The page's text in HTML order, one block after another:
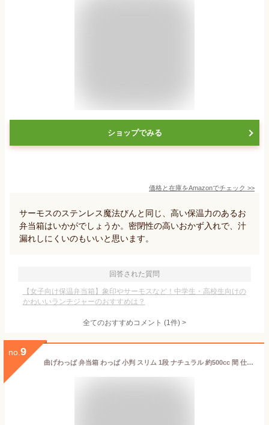
ショップでみる
価格と在庫をAmazonでチェック >>
サーモスのステンレス魔法びんと同じ、高い保温力のあるお
弁当箱はいかがでしょうか。密閉性の高いおかず入れで、汁
漏れしにくいのもいいと思います。
回答された質問
【女子向け保温弁当箱】象印やサーモスなど！中学生・高校生向けの
かわいいランチジャーのおすすめは？
全てのおすすめコメント (1件) >
no. 9
曲げわっぱ 弁当箱 わっぱ 小判 スリム 1段 ナチュラル 約500cc 間 仕切り ランチバンド付き まげわっぱ 木製 おしゃれ 一段 運動会 わっぱ弁当箱 べんとう箱 かわいい 女性 子供 こども 曲げ まげ わっぱ 【10off】